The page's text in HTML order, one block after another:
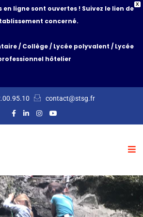
X
ligne sont ouvertes ! Suivez le lien de
concerné.
/ Collège/ Lycée polyvalent / Lycée
hôtelier
contact@stsg.fr